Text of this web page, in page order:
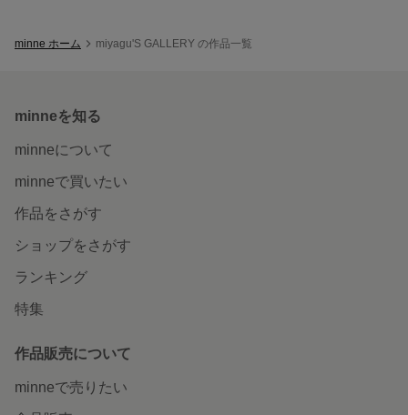
minne ホーム miyagu'S GALLERY の作品一覧
minneを知る
minneについて
minneで買いたい
作品をさがす
ショップをさがす
ランキング
特集
作品販売について
minneで売りたい